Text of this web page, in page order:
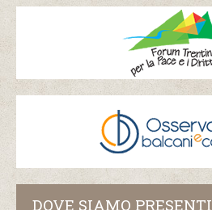
DOVE SIAMO PRESENTI